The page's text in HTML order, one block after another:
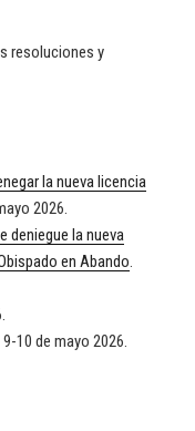
resoluciones y
la nueva licencia
2026.
deniegue la nueva
en Abando.
10 de mayo 2026.